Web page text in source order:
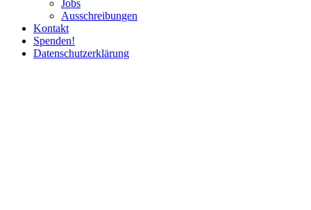
Jobs
Ausschrei­bungen
Kontakt
Spenden!
Daten­schutz­er­klärung